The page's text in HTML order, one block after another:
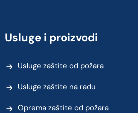
Usluge i proizvodi
Usluge zaštite od požara
Usluge zaštite na radu
Oprema zaštite od požara